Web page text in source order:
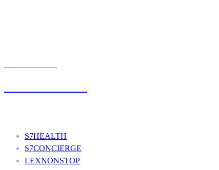
S7HEALTH
S7CONCIERGE
LEXNONSTOP